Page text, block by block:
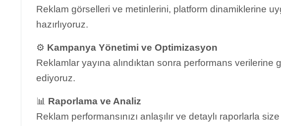
Reklam görselleri ve metinlerini, platform dinamiklerine
hazırlıyoruz.
⚙️ Kampanya Yönetimi ve Optimizasyon
Reklamlar yayına alındıktan sonra performans verilerine
ediyoruz.
📊 Raporlama ve Analiz
Reklam performansınızı anlaşılır ve detaylı raporlarla